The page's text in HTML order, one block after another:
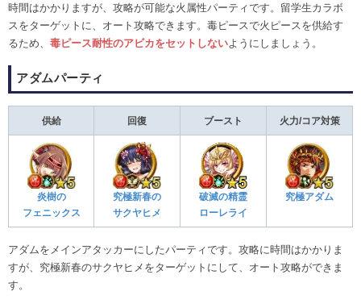
時間はかかりますが、攻略が可能な火属性パーティです。留学生カラボ
スをターゲットに、オート攻略できます。毒ピースで火ピースを供給す
るため、 毒ピース耐性のアビカをセットしないようにしましょう。
アダムパーティ
供給 回復 ブースト 火力/コア対策
炎樹の
フェニックス
究極新春の
サクヤヒメ
破滅の精霊
ローレライ
究極アダム
アダムをメインアタッカーにしたパーティです。攻略に時間はかかりま
すが、究極新春のサクヤヒメをターゲットにして、オート攻略ができま
す。